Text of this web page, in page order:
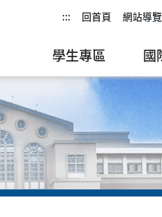
::: 回首頁 網站導覽
學生專區 國